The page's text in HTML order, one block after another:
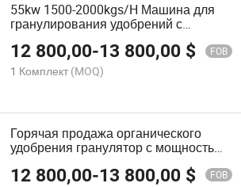
55kw 1500-2000kgs/H Машина для
гранулирования удобрений с
плоской матрицей и 3 роликами
12 800,00-13 800,00 $ FOB
1 Комплект (MOQ)
Горячая продажа органического
удобрения гранулятор с мощностью
12 800,00-13 800,00 $ FOB